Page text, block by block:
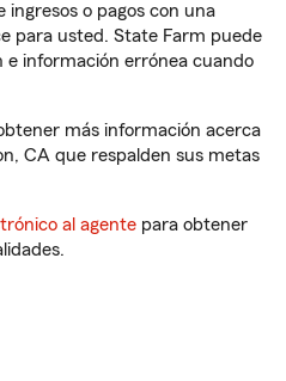
o pagos con una
para usted. State Farm puede
e información errónea cuando
más información acerca
CA que respalden sus metas
al agente para obtener